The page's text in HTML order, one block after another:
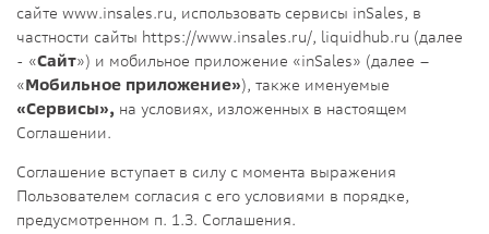
сайте www.insales.ru, использовать сервисы inSales, в
частности сайты https://www.insales.ru/, liquidhub.ru (далее
- «Сайт») и мобильное приложение «inSales» (далее –
«Мобильное приложение»), также именуемые
«Сервисы», на условиях, изложенных в настоящем
Соглашении.
Соглашение вступает в силу с момента выражения
Пользователем согласия с его условиями в порядке,
предусмотренном п. 1.3. Соглашения.